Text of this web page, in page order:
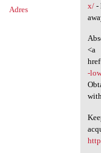
Adres
x/-
<a
-